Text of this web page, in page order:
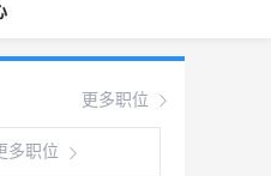
更多职位
多职位